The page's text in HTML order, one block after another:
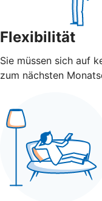
Flexibilität
Sie müssen sich auf
zum nächsten